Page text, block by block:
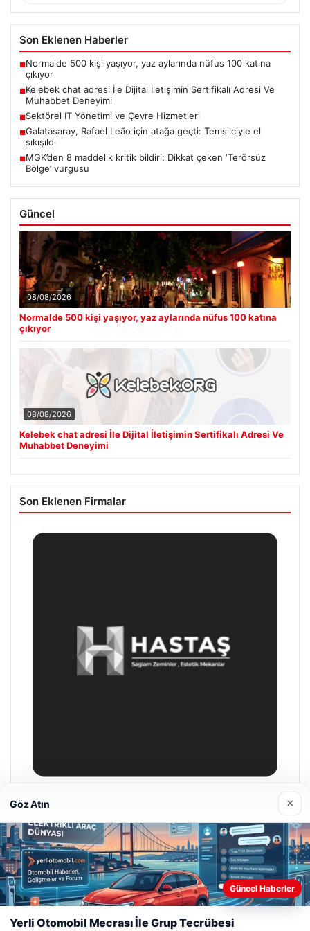
Son Eklenen Haberler
■Normalde 500 kişi yaşıyor, yaz aylarında nüfus 100 katına
çıkıyor
■Kelebek chat adresi İle Dijital İletişimin Sertifikalı Adresi Ve
Muhabbet Deneyimi
■Sektörel IT Yönetimi ve Çevre Hizmetleri
■Galatasaray, Rafael Leão için atağa geçti: Temsilciyle el
sıkışıldı
■MGK’den 8 maddelik kritik bildiri: Dikkat çeken ‘Terörsüz
Bölge’ vurgusu
Güncel
08/08/2026
Normalde 500 kişi yaşıyor, yaz aylarında nüfus 100 katına
çıkıyor
08/08/2026
Kelebek chat adresi İle Dijital İletişimin Sertifikalı Adresi Ve
Muhabbet Deneyimi
Son Eklenen Firmalar
Hastaş Beton
26/05/2026
Web sitemizi nasıl kullandığınızı daha iyi anlayabilmek,
deneyiminizi kişiselleştirmek ve geliştirmek amacıyla çerezler
Çerez Politikamız
Göz Atın ×
Güncel Haberler
Yerli Otomobil Mecrası İle Grup Tecrübesi